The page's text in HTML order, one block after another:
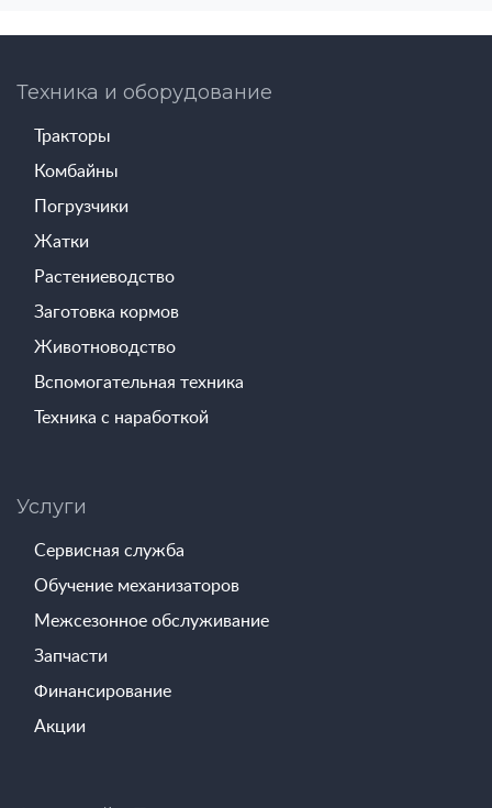
Техника и оборудование
Тракторы
Комбайны
Погрузчики
Жатки
Растениеводство
Заготовка кормов
Животноводство
Вспомогательная техника
Техника с наработкой
Услуги
Сервисная служба
Обучение механизаторов
Межсезонное обслуживание
Запчасти
Финансирование
Акции